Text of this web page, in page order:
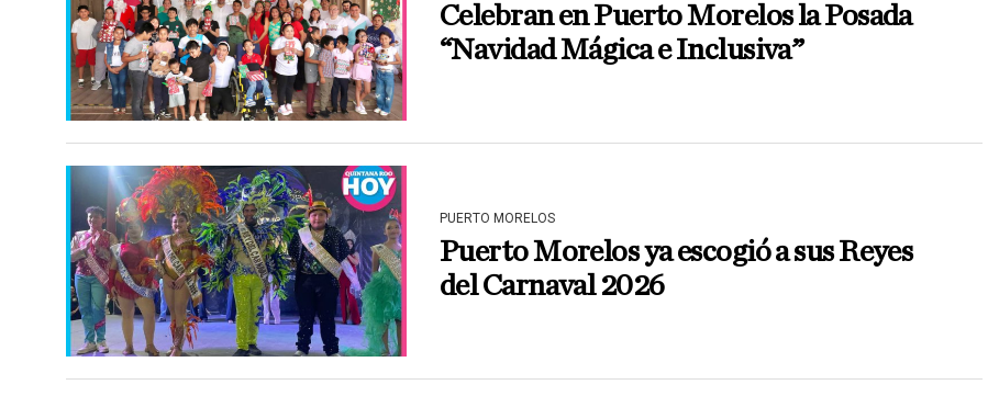
Celebran en Puerto Morelos la Posada
“Navidad Mágica e Inclusiva”
PUERTO MORELOS
Puerto Morelos ya escogió a sus Reyes
del Carnaval 2026